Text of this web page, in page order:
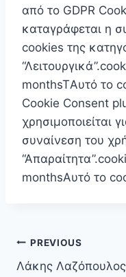
από το GDPR
καταγράφεται η
cookies της
monthsTΑυτό το
Cookie Consent
χρησιμοποιείται
συναίνεση του
monthsΑυτό το
Πλοήγηση
άρθρων
PREVIOUS
Λάκης Λαζόπουλος